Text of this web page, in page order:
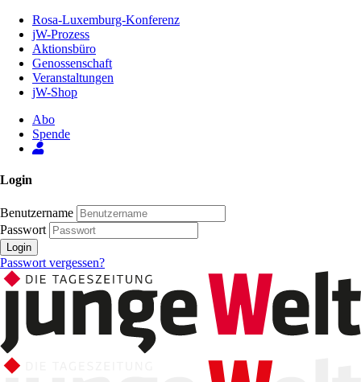
Inhalt
Seite
Rosa-Luxemburg-Konferenz
jW-Prozess
Aktionsbüro
Genossenschaft
Veranstaltungen
jW-Shop
Abo
Spende
Login
Benutzername
Passwort
Login
Passwort vergessen?